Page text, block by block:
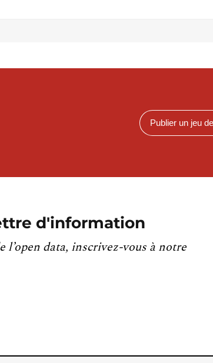
Publier un jeu
d'information
l’open data, inscrivez-vous à notre